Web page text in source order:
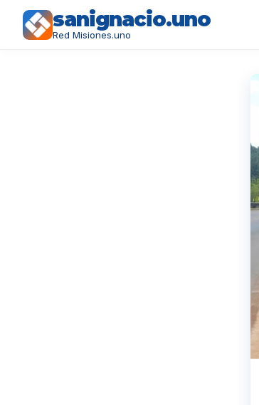
sanignacio.uno
Red Misiones.uno